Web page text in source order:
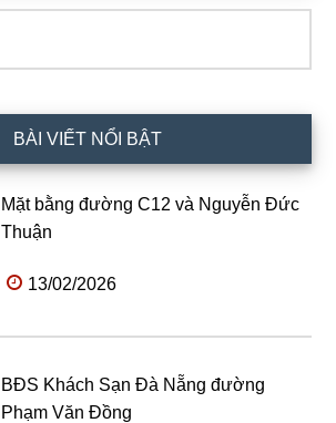
BÀI VIẾT NỔI BẬT
Mặt bằng đường C12 và Nguyễn Đức
Thuận
13/02/2026
BĐS Khách Sạn Đà Nẵng đường
Phạm Văn Đồng